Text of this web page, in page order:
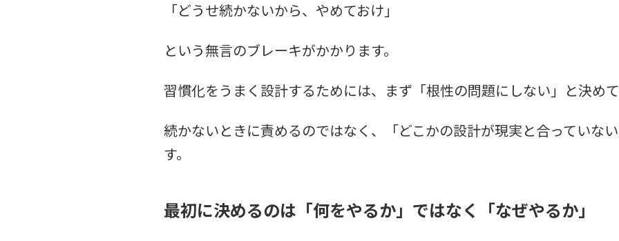
「どうせ続かないから、やめておけ」
という無言のブレーキがかかります。
習慣化をうまく設計するためには、まず「根性の問題にしない」と決め
続かないときに責めるのではなく、「どこかの設計が現実と合っていな
す。
最初に決めるのは「何をやるか」ではなく「なぜやるか」